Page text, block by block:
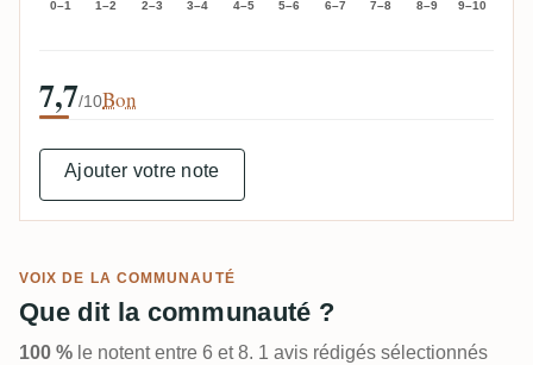
0–1 1–2 2–3 3–4 4–5 5–6 6–7 7–8 8–9 9–10
7,7/10Bon
Ajouter votre note
VOIX DE LA COMMUNAUTÉ
Que dit la communauté ?
100 % le notent entre 6 et 8. 1 avis rédigés sélectionnés